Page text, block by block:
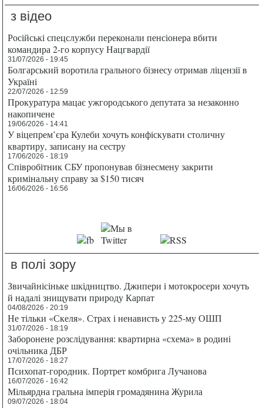
з відео
Російські спецслужби переконали пенсіонера вбити
командира 2-го корпусу Нацгвардії
31/07/2026 - 19:45
Болгарський воротила грального бізнесу отримав ліцензії в
Україні
22/07/2026 - 12:59
Прокуратура мацає ужгородського депутата за незаконно
накопичене
19/06/2026 - 14:41
У віцепрем’єра Кулеби хочуть конфіскувати столичну
квартиру, записану на сестру
17/06/2026 - 18:19
Співробітник СБУ пропонував бізнесмену закрити
кримінальну справу за $150 тисяч
16/06/2026 - 16:56
в полі зору
Звичайнісіньке шкідництво. Джипери і мотокросери хочуть
й надалі знищувати природу Карпат
04/08/2026 - 20:19
Не тільки «Скеля». Страх і ненависть у 225-му ОШП
31/07/2026 - 18:19
Заборонене розслідування: квартирна «схема» в родині
очільника ДБР
17/07/2026 - 18:27
Психопат-городник. Портрет комбрига Лучанова
16/07/2026 - 16:42
Мільярдна гральна імперія громадянина Журила
09/07/2026 - 18:04